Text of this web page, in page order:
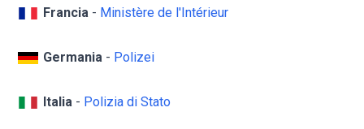
Francia - Ministère de l'Intérieur
Germania - Polizei
Italia - Polizia di Stato